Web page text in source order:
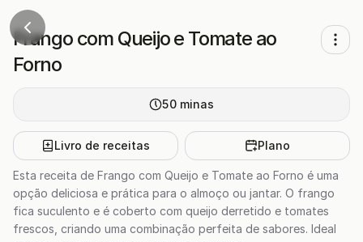
Frango com Queijo e Tomate ao
Forno
50 minas
Livro de receitas Plano
Esta receita de Frango com Queijo e Tomate ao Forno é uma
opção deliciosa e prática para o almoço ou jantar. O frango
fica suculento e é coberto com queijo derretido e tomates
frescos, criando uma combinação perfeita de sabores. Ideal